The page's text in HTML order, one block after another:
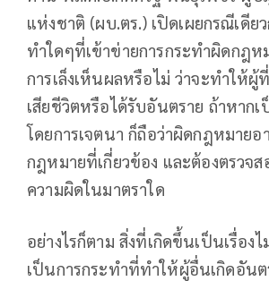
แห่งชาติ (ผบ.ตร.) เปิดเผยกรณีเดีย
ทำใดๆที่เข้าข่ายการกระทำผิดกฎห
การเล็งเห็นผลหรือไม่ ว่าจะทำให้ผู้
เสียชีวิตหรือได้รับอันตราย ถ้าหากเ
โดยการเจตนา ก็ถือว่าผิดกฎหมาย
กฎหมายที่เกี่ยวข้อง และต้องตรวจส
ความผิดในมาตราใด
อย่างไรก็ตาม สิ่งที่เกิดขึ้นเป็นเรื่อง
เป็นการกระทำที่ทำให้ผู้อื่นเกิดอันต